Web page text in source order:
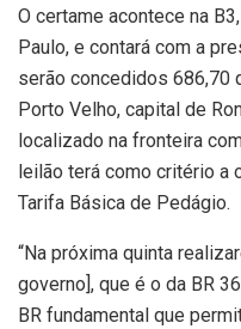
O certame acontece na
Paulo, e contará com a
serão concedidos 686,70
Porto Velho, capital de
localizado na fronteira
leilão terá como critério a
Tarifa Básica de Pedágio.
“Na próxima quinta
governo], que é o da BR
BR fundamental que